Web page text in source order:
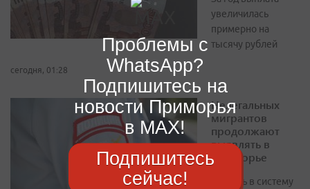
увеличилась
примерно на
тысячу рублей
сегодня, 01:28
Нелегальных
мигрантов
продолжают
выявлять в
Приморье
За июль в систему
Проблемы с
WhatsApp?
Подпишитесь на
новости Приморья
в MAX!
Подпишитесь
сейчас!